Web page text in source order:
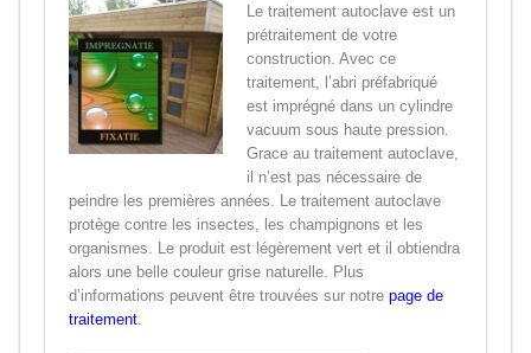
Le traitement autoclave est un
prétraitement de votre
construction. Avec ce
traitement, l’abri préfabriqué
est imprégné dans un cylindre
vacuum sous haute pression.
Grace au traitement autoclave,
il n’est pas nécessaire de
peindre les premières années. Le traitement autoclave
protège contre les insectes, les champignons et les
organismes. Le produit est légèrement vert et il obtiendra
alors une belle couleur grise naturelle. Plus
d’informations peuvent être trouvées sur notre page de
traitement